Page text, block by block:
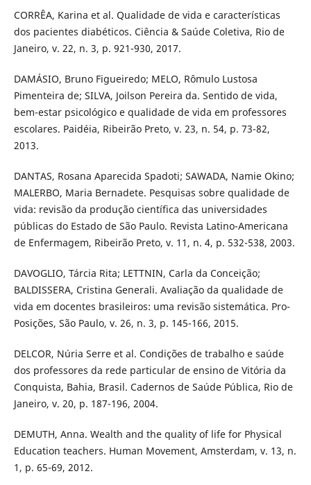
CORRÊA, Karina et al. Qualidade de vida e características
dos pacientes diabéticos. Ciência & Saúde Coletiva, Rio de
Janeiro, v. 22, n. 3, p. 921-930, 2017.
DAMÁSIO, Bruno Figueiredo; MELO, Rômulo Lustosa
Pimenteira de; SILVA, Joilson Pereira da. Sentido de vida,
bem-estar psicológico e qualidade de vida em professores
escolares. Paidéia, Ribeirão Preto, v. 23, n. 54, p. 73-82,
2013.
DANTAS, Rosana Aparecida Spadoti; SAWADA, Namie Okino;
MALERBO, Maria Bernadete. Pesquisas sobre qualidade de
vida: revisão da produção científica das universidades
públicas do Estado de São Paulo. Revista Latino-Americana
de Enfermagem, Ribeirão Preto, v. 11, n. 4, p. 532-538, 2003.
DAVOGLIO, Tárcia Rita; LETTNIN, Carla da Conceição;
BALDISSERA, Cristina Generali. Avaliação da qualidade de
vida em docentes brasileiros: uma revisão sistemática. Pro-
Posições, São Paulo, v. 26, n. 3, p. 145-166, 2015.
DELCOR, Núria Serre et al. Condições de trabalho e saúde
dos professores da rede particular de ensino de Vitória da
Conquista, Bahia, Brasil. Cadernos de Saúde Pública, Rio de
Janeiro, v. 20, p. 187-196, 2004.
DEMUTH, Anna. Wealth and the quality of life for Physical
Education teachers. Human Movement, Amsterdam, v. 13, n.
1, p. 65-69, 2012.